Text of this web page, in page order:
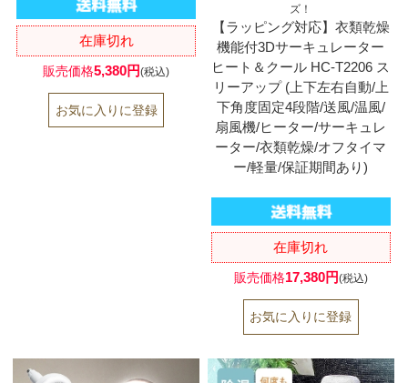
在庫切れ
販売価格5,380円(税込)
ズ！
【ラッピング対応】衣類乾燥
機能付3Dサーキュレーター
ヒート＆クール HC-T2206 ス
リーアップ (上下左右自動/上
下角度固定4段階/送風/温風/
扇風機/ヒーター/サーキュレ
ーター/衣類乾燥/オフタイマ
ー/軽量/保証期間あり)
在庫切れ
販売価格17,380円(税込)